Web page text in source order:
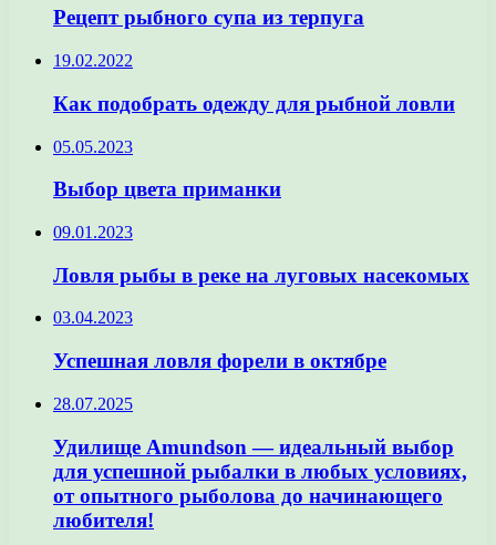
Рецепт рыбного супа из терпуга
19.02.2022
Как подобрать одежду для рыбной ловли
05.05.2023
Выбор цвета приманки
09.01.2023
Ловля рыбы в реке на луговых насекомых
03.04.2023
Успешная ловля форели в октябре
28.07.2025
Удилище Amundson — идеальный выбор
для успешной рыбалки в любых условиях,
от опытного рыболова до начинающего
любителя!